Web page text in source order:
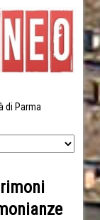
di Parma